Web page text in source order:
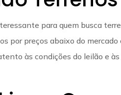
para quem busca
por preços abaixo do
às condições do leilão e